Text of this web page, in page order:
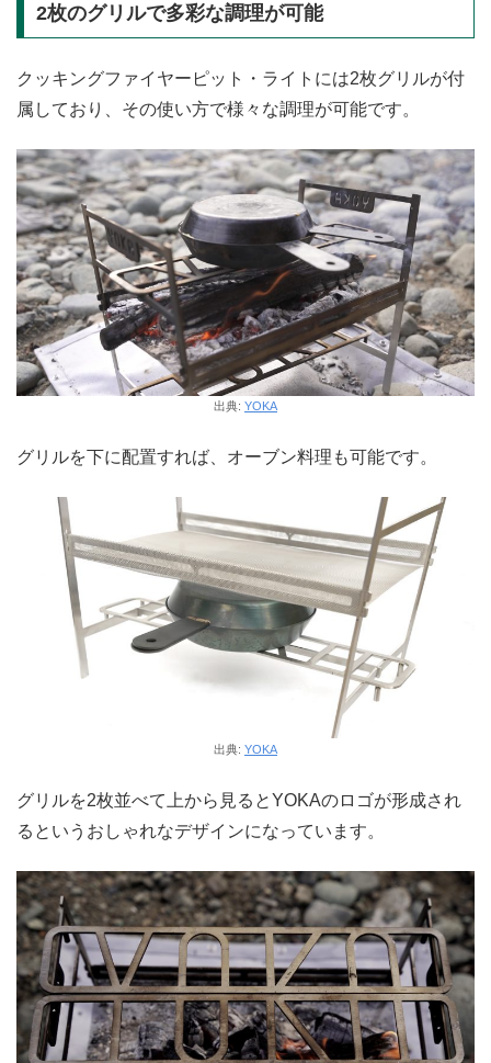
2枚のグリルで多彩な調理が可能
クッキングファイヤーピット・ライトには2枚グリルが付
属しており、その使い方で様々な調理が可能です。
出典: YOKA
グリルを下に配置すれば、オーブン料理も可能です。
出典: YOKA
グリルを2枚並べて上から見るとYOKAのロゴが形成され
るというおしゃれなデザインになっています。